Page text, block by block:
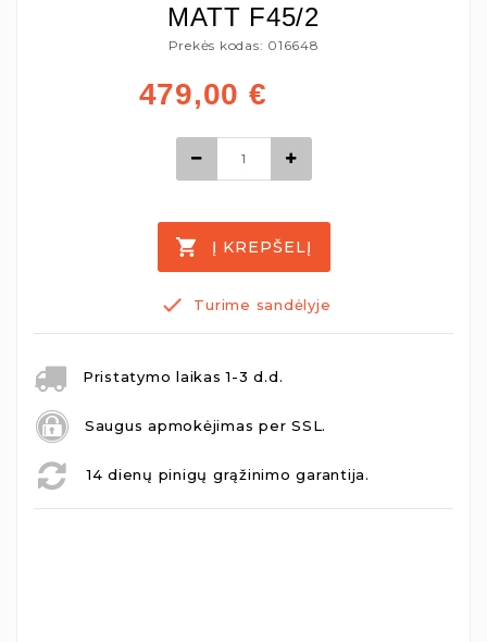
MATT F45/2
Prekės kodas: 016648
479,00 €
Į KREPŠELĮ
Turime sandėlyje
Pristatymo laikas 1-3 d.d.
Saugus apmokėjimas per SSL.
14 dienų pinigų grąžinimo garantija.